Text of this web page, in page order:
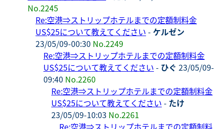
No.2245
Re:空港⇒ストリップホテルまでの定額制料金
US$25について教えてください - ケルゼン
23/05/09-00:30 No.2249
Re:空港⇒ストリップホテルまでの定額制料金
US$25について教えてください - ひぐ 23/05/09-
09:40 No.2260
Re:空港⇒ストリップホテルまでの定額制料金
US$25について教えてください - たけ
23/05/09-10:03 No.2261
Re:空港⇒ストリップホテルまでの定額制料